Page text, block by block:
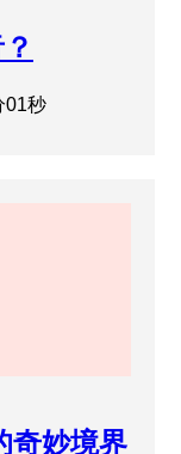
01秒
奇妙境界